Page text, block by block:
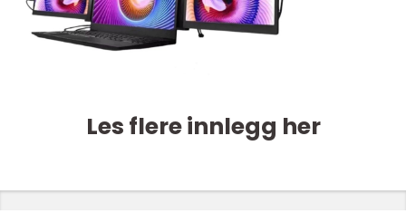
Les flere innlegg her